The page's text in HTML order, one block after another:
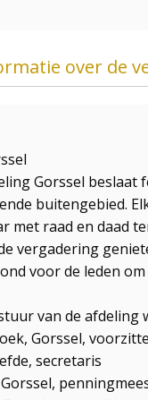
over de
Gorssel beslaat
buitengebied.
met raad en daad
vergadering
voor de leden
van de afdeling
Gorssel,
secretaris